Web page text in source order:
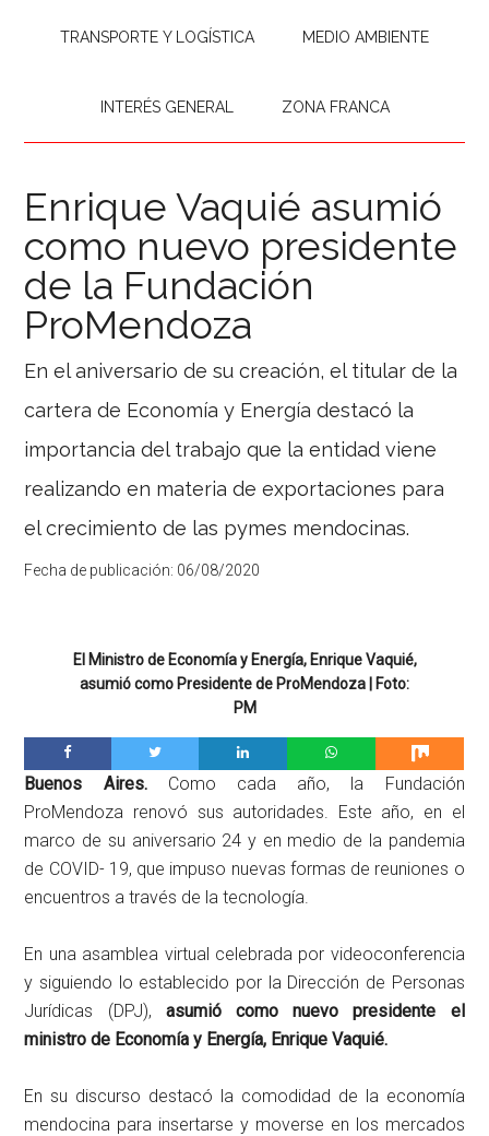
TRANSPORTE Y LOGÍSTICA MEDIO AMBIENTE
INTERÉS GENERAL ZONA FRANCA
Enrique Vaquié asumió
como nuevo presidente
de la Fundación
ProMendoza
En el aniversario de su creación, el titular de la
cartera de Economía y Energía destacó la
importancia del trabajo que la entidad viene
realizando en materia de exportaciones para
el crecimiento de las pymes mendocinas.
Fecha de publicación: 06/08/2020
El Ministro de Economía y Energía, Enrique Vaquié,
asumió como Presidente de ProMendoza | Foto:
PM
Buenos Aires. Como cada año, la Fundación
ProMendoza renovó sus autoridades. Este año, en el
marco de su aniversario 24 y en medio de la pandemia
de COVID- 19, que impuso nuevas formas de reuniones o
encuentros a través de la tecnología.
En una asamblea virtual celebrada por videoconferencia
y siguiendo lo establecido por la Dirección de Personas
Jurídicas (DPJ), asumió como nuevo presidente el
ministro de Economía y Energía, Enrique Vaquié.
En su discurso destacó la comodidad de la economía
mendocina para insertarse y moverse en los mercados